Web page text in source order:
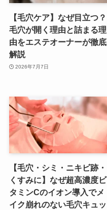
【毛穴ケア】なぜ目立つ？
毛穴が開く理由と詰まる理
由をエステオーナーが徹底
解説
2026年7月7日
【毛穴・シミ・ニキビ跡・
くすみに】なぜ超高濃度ビ
タミンCのイオン導入でメ
イク崩れのない毛穴キュッ